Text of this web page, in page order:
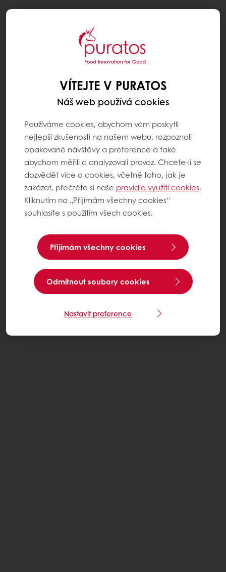
BIO BRUSINKOVÁ BRIOŠKA S
NAKLÍČENÝM ŽITEM
VÍTEJTE V PURATOS
Náš web používá cookies
Používáme cookies, abychom vám poskytli
nejlepší zkušenosti na našem webu, rozpoznali
opakované návštěvy a preference a také
abychom měřili a analyzovali provoz. Chcete-li se
dozvědět více o cookies, včetně toho, jak je
zakázat, přečtěte si naše pravidla využití cookies.
Kliknutím na „Přijímám všechny cookies“
souhlasíte s použitím všech cookies.
Přijímám všechny cookies
Odmítnout soubory cookies
Nastavit preference